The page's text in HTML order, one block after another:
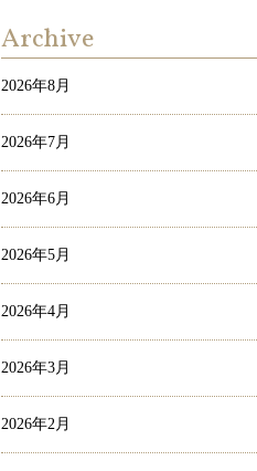
Archive
2026年8月
2026年7月
2026年6月
2026年5月
2026年4月
2026年3月
2026年2月